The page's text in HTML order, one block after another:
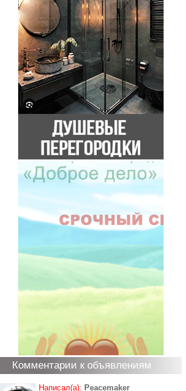
Комментарии к объявлениям
Написал(а): Peacemaker